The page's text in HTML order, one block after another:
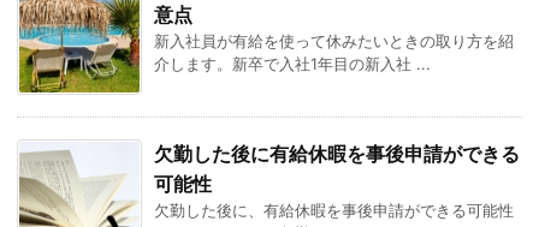
意点
新入社員が有給を使って休みたいときの取り方を紹
介します。新卒で入社1年目の新入社 ...
欠勤した後に有給休暇を事後申請ができる
可能性
欠勤した後に、有給休暇を事後申請ができる可能性